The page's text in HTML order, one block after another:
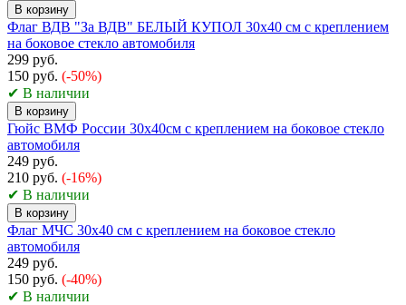
В корзину
Флаг ВДВ "За ВДВ" БЕЛЫЙ КУПОЛ 30x40 см с креплением
на боковое стекло автомобиля
299 руб.
150 руб. (-50%)
✔ В наличии
В корзину
Гюйс ВМФ России 30х40см с креплением на боковое стекло
автомобиля
249 руб.
210 руб. (-16%)
✔ В наличии
В корзину
Флаг МЧС 30х40 см с креплением на боковое стекло
автомобиля
249 руб.
150 руб. (-40%)
✔ В наличии